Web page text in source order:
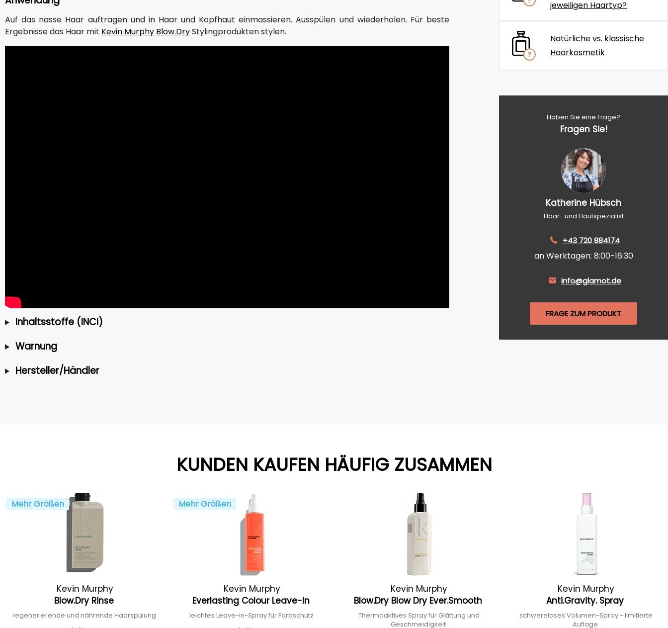
Auf das nasse Haar auftragen und in Haar und Kopfhaut einmassieren. Ausspülen und wiederholen. Für beste
Ergebnisse das Haar mit Kevin Murphy Blow.DryStylingprodukten stylen.
Inhaltsstoffe (INCI)
Warnung
Hersteller/Händler
jeweiligen Haartyp?
Natürliche vs. klassische
Haarkosmetik
Haben Sie eine Frage?
Fragen Sie!
Katherine Hübsch
Haar- und Hautspezialist
+43 720 884174
an Werktagen: 8:00-16:30
info@glamot.de
FRAGE ZUM PRODUKT
KUNDEN KAUFEN HÄUFIG ZUSAMMEN
Mehr Größen
Kevin Murphy
Blow.Dry Rinse
regenerierende und nährende Haarspülung
Mehr Größen
Kevin Murphy
Everlasting Colour Leave-In
leichtes Leave-in-Spray für Farbschutz
Kevin Murphy
Blow.Dry Blow Dry Ever.Smooth
Thermoaktives Spray für Glättung und
Geschmeidigkeit
Kevin Murphy
Anti.Gravity. Spray
schwereloses Volumen-Spray - limitierte
Auflage